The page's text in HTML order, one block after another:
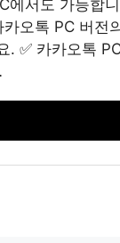
에서도 가능합
오톡 PC 버전
. ✅ 카카오톡